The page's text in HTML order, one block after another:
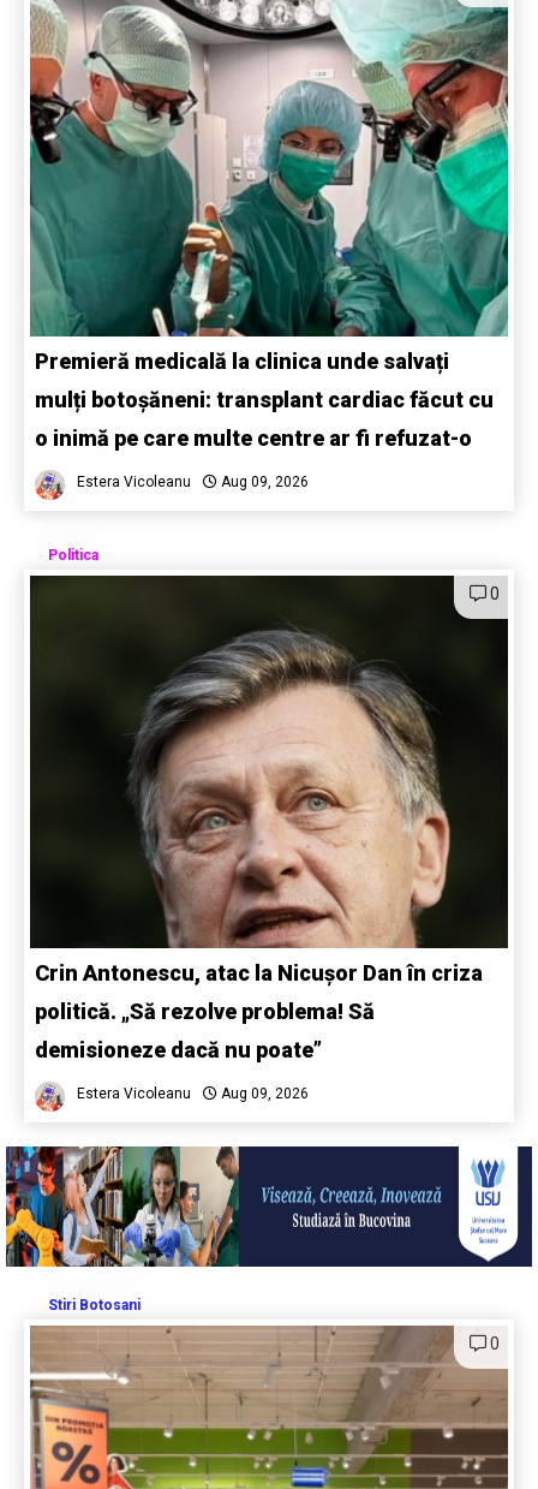
Premieră medicală la clinica unde salvați
mulți botoșăneni: transplant cardiac făcut cu
o inimă pe care multe centre ar fi refuzat-o
Estera Vicoleanu Aug 09, 2026
Politica
0
Crin Antonescu, atac la Nicușor Dan în criza
politică. „Să rezolve problema! Să
demisioneze dacă nu poate”
Estera Vicoleanu Aug 09, 2026
Stiri Botosani
0